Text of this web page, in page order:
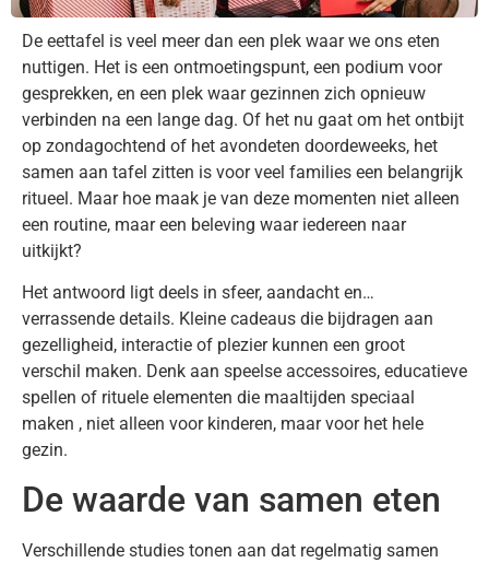
De eettafel is veel meer dan een plek waar we ons eten
nuttigen. Het is een ontmoetingspunt, een podium voor
gesprekken, en een plek waar gezinnen zich opnieuw
verbinden na een lange dag. Of het nu gaat om het ontbijt
op zondagochtend of het avondeten doordeweeks, het
samen aan tafel zitten is voor veel families een belangrijk
ritueel. Maar hoe maak je van deze momenten niet alleen
een routine, maar een beleving waar iedereen naar
uitkijkt?
Het antwoord ligt deels in sfeer, aandacht en…
verrassende details. Kleine cadeaus die bijdragen aan
gezelligheid, interactie of plezier kunnen een groot
verschil maken. Denk aan speelse accessoires, educatieve
spellen of rituele elementen die maaltijden speciaal
maken , niet alleen voor kinderen, maar voor het hele
gezin.
De waarde van samen eten
Verschillende studies tonen aan dat regelmatig samen